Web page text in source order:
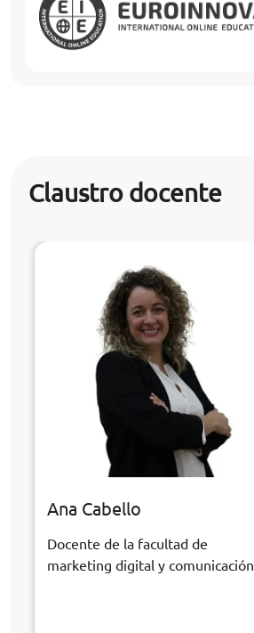
Claustro docente
Ana Cabello
Docente de la facultad de
marketing digital y comunicación